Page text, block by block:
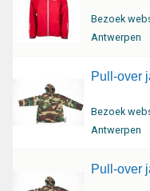
Bezoek
Antwerpen
Pull-over
Bezoek
Antwerpen
Pull-over